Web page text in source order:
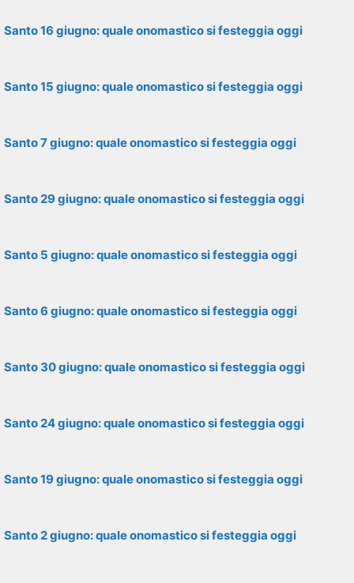
Santo 16 giugno: quale onomastico si festeggia oggi
Santo 15 giugno: quale onomastico si festeggia oggi
Santo 7 giugno: quale onomastico si festeggia oggi
Santo 29 giugno: quale onomastico si festeggia oggi
Santo 5 giugno: quale onomastico si festeggia oggi
Santo 6 giugno: quale onomastico si festeggia oggi
Santo 30 giugno: quale onomastico si festeggia oggi
Santo 24 giugno: quale onomastico si festeggia oggi
Santo 19 giugno: quale onomastico si festeggia oggi
Santo 2 giugno: quale onomastico si festeggia oggi